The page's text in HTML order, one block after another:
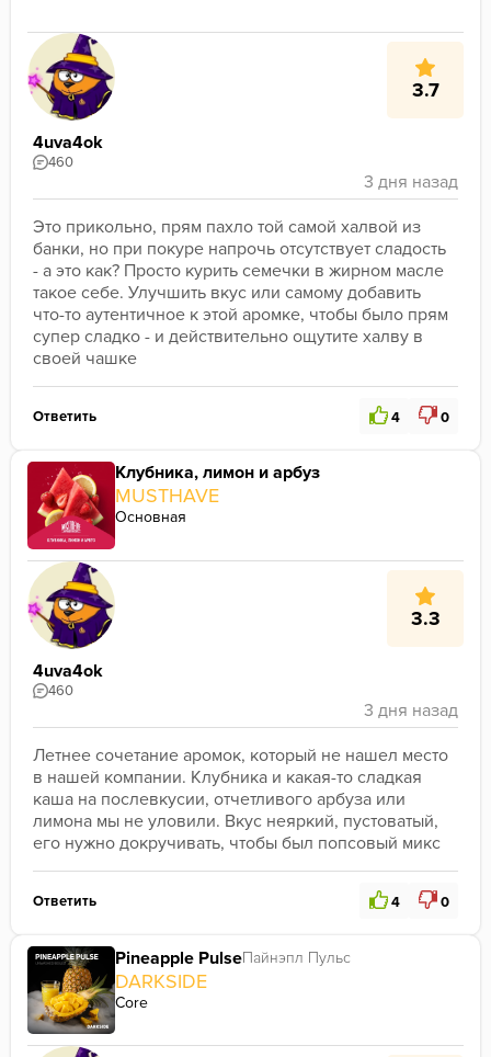
3.7
4uva4ok
460
Это прикольно, прям пахло той самой халвой из
банки, но при покуре напрочь отсутствует сладость
- а это как? Просто курить семечки в жирном масле
такое себе. Улучшить вкус или самому добавить
что-то аутентичное к этой аромке, чтобы было прям
супер сладко - и действительно ощутите халву в
своей чашке
Ответить 4 0
Клубника, лимон и арбуз
MUSTHAVE
Основная
3.3
4uva4ok
460
Летнее сочетание аромок, который не нашел место
в нашей компании. Клубника и какая-то сладкая
каша на послевкусии, отчетливого арбуза или
лимона мы не уловили. Вкус неяркий, пустоватый,
его нужно докручивать, чтобы был попсовый микс
Ответить 4 0
Pineapple PulseПайнэпл Пульс
DARKSIDE
Core